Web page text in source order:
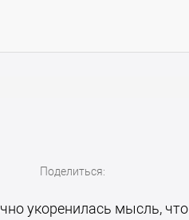
Поделиться:
укоренилась мысль, что